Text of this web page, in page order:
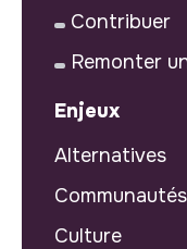
Contribuer
Remonter
Enjeux
Alternatives
Communautés
Culture